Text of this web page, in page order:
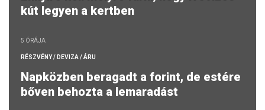
kút legyen a kertben
5 ÓRÁJA
RÉSZVÉNY / DEVIZA / ÁRU
Napközben beragadt a forint, de estére
bőven behozta a lemaradást